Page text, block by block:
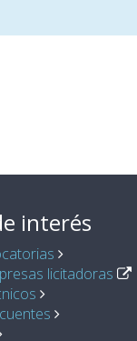
interés
licitadoras